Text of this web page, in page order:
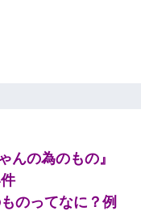
の様子が微妙におか
うので手伝いに行った
いモノを見つけた
参加してたんだけど、
達とやりなよ！」と言
んの為のもの』
のってなに？例